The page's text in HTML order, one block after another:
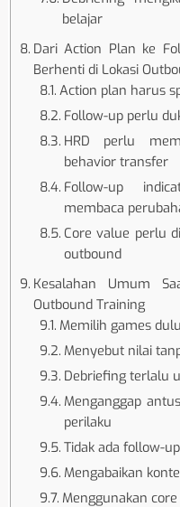
belajar
Dari Action Plan ke
Berhenti di Lokasi
Action plan harus
Follow-up perlu
HRD perlu
behavior transfer
Follow-up
membaca
Core value perlu
outbound
Kesalahan Umum
Outbound Training
Memilih games
Menyebut nilai
Debriefing terlalu
Menganggap
perilaku
Tidak ada follow-
Mengabaikan
Menggunakan